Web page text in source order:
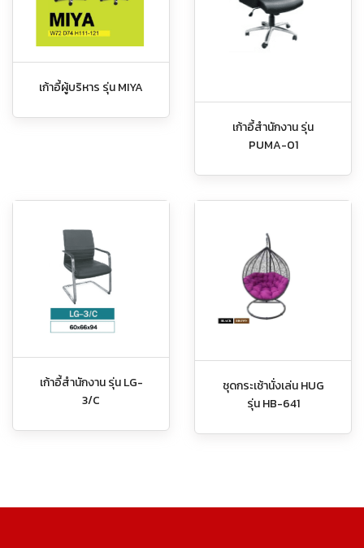
เก้าอี้ผู้บริหาร รุ่น MIYA
เก้าอี้สำนักงาน รุ่น
PUMA-01
เก้าอี้สำนักงาน รุ่น LG-
3/C
ชุดกระเช้านั่งเล่น HUG
รุ่น HB-641